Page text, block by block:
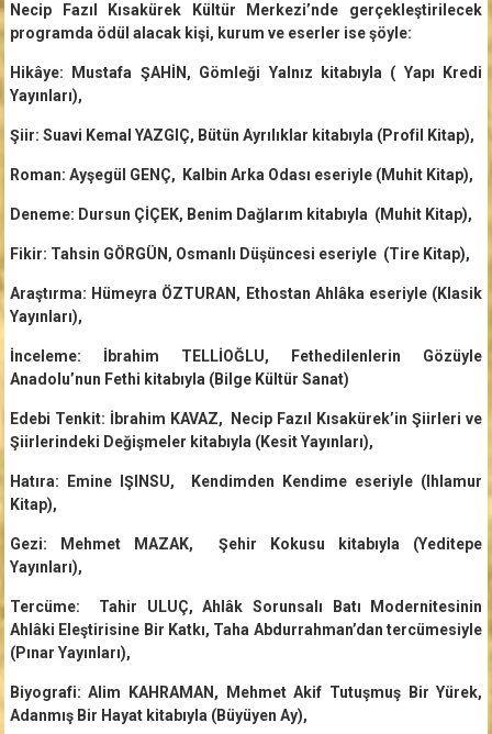
Necip Fazıl Kısakürek Kültür Merkezi’nde gerçekleştirilecek
programda ödül alacak kişi, kurum ve eserler ise şöyle:
Hikâye: Mustafa ŞAHİN, Gömleği Yalnız kitabıyla ( Yapı Kredi
Yayınları),
Şiir: Suavi Kemal YAZGIÇ, Bütün Ayrılıklar kitabıyla (Profil Kitap),
Roman: Ayşegül GENÇ, Kalbin Arka Odası eseriyle (Muhit Kitap),
Deneme: Dursun ÇİÇEK, Benim Dağlarım kitabıyla (Muhit Kitap),
Fikir: Tahsin GÖRGÜN, Osmanlı Düşüncesi eseriyle (Tire Kitap),
Araştırma: Hümeyra ÖZTURAN, Ethostan Ahlâka eseriyle (Klasik
Yayınları),
İnceleme: İbrahim TELLİOĞLU, Fethedilenlerin Gözüyle
Anadolu’nun Fethi kitabıyla (Bilge Kültür Sanat)
Edebi Tenkit: İbrahim KAVAZ, Necip Fazıl Kısakürek’in Şiirleri ve
Şiirlerindeki Değişmeler kitabıyla (Kesit Yayınları),
Hatıra: Emine IŞINSU, Kendimden Kendime eseriyle (Ihlamur
Kitap),
Gezi: Mehmet MAZAK, Şehir Kokusu kitabıyla (Yeditepe
Yayınları),
Tercüme: Tahir ULUÇ, Ahlâk Sorunsalı Batı Modernitesinin
Ahlâki Eleştirisine Bir Katkı, Taha Abdurrahman’dan tercümesiyle
(Pınar Yayınları),
Biyografi: Alim KAHRAMAN, Mehmet Akif Tutuşmuş Bir Yürek,
Adanmış Bir Hayat kitabıyla (Büyüyen Ay),